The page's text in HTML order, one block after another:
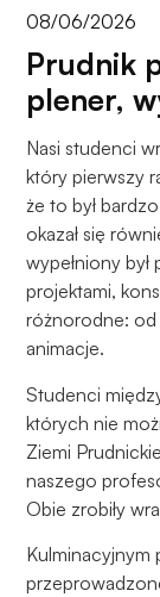
08/06/2026
Prudnik
plener,
Nasi studenci
który pierwszy
że to był
okazał się
wypełniony
projektami,
różnorodne: od
animacje.
Studenci
których nie
Ziemi
naszego
Obie zrobiły
Kulminacyjnym